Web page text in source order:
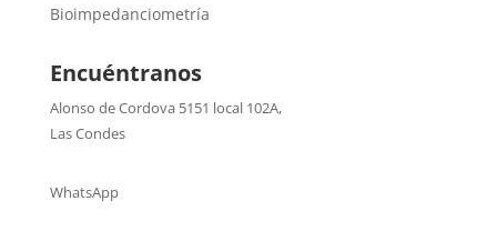
Bioimpedanciometría
Encuéntranos
Alonso de Cordova 5151 local 102A,
Las Condes
WhatsApp